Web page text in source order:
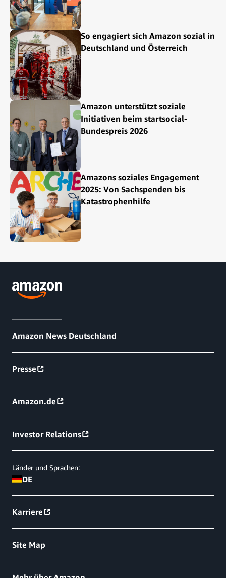
So engagiert sich Amazon sozial in
Deutschland und Österreich
Amazon unterstützt soziale
Initiativen beim startsocial-
Bundespreis 2026
Amazons soziales Engagement
2025: Von Sachspenden bis
Katastrophenhilfe
Amazon News Deutschland
Presse
Amazon.de
Investor Relations
Länder und Sprachen:
DE
Karriere
Site Map